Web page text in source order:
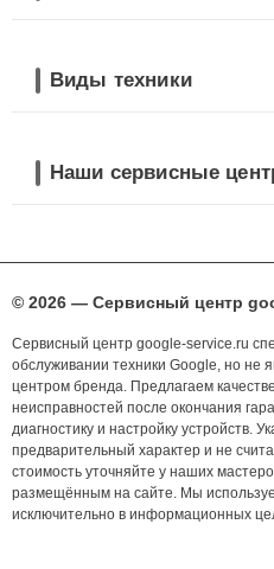
Виды техники
Наши сервисные
© 2026 — Сервисный центр
Сервисный центр google-service.ru
обслуживании техники Google, но
центром бренда. Предлагаем
неисправностей после окончания
диагностику и настройку устройств.
предварительный характер и не
стоимость уточняйте у наших
размещённым на сайте. Мы
исключительно в информационных